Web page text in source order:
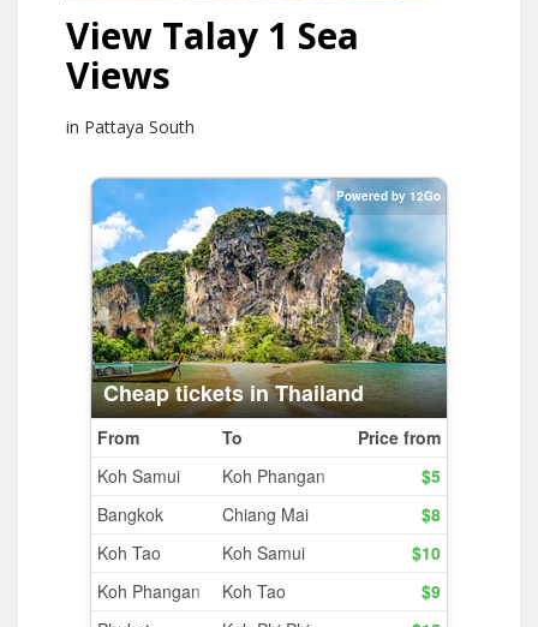
View Talay 1 Sea
Views
in Pattaya South